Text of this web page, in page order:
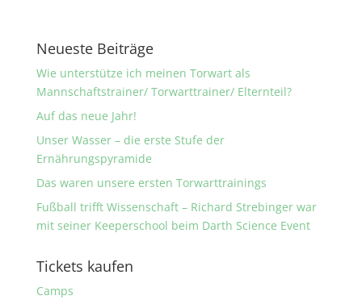
Neueste Beiträge
Wie unterstütze ich meinen Torwart als
Mannschaftstrainer/ Torwarttrainer/ Elternteil?
Auf das neue Jahr!
Unser Wasser – die erste Stufe der
Ernährungspyramide
Das waren unsere ersten Torwarttrainings
Fußball trifft Wissenschaft – Richard Strebinger war
mit seiner Keeperschool beim Darth Science Event
Tickets kaufen
Camps